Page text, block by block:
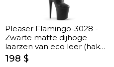
Pleaser Flamingo-3028 -
Zwarte matte dijhoge
laarzen van eco leer (hak
20 cm)
198 $